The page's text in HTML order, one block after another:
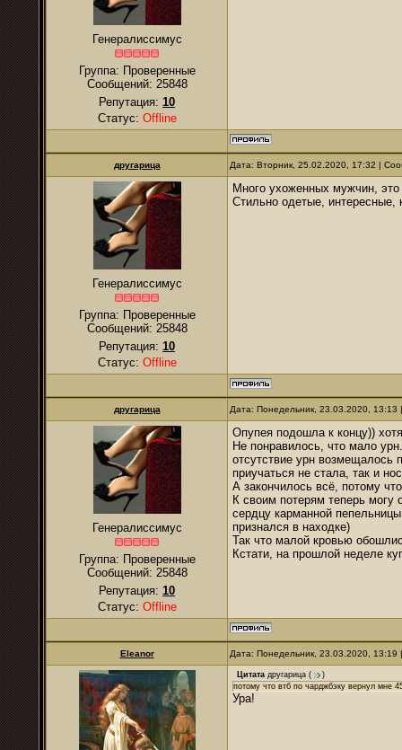
Генералиссимус
Группа: Проверенные
Сообщений: 25848
Репутация: 10
Статус: Offline
другарица Дата: Вторник, 25.02.2020, 17:32 |
Генералиссимус
Группа: Проверенные
Сообщений: 25848
Репутация: 10
Статус: Offline
Много ухоженных мужчин,
Стильно одетые, интересные,
другарица Дата: Понедельник, 23.03.2020,
Генералиссимус
Группа: Проверенные
Сообщений: 25848
Репутация: 10
Статус: Offline
Опупея подошла к концу))
Не понравилось, что мало
отсутствие урн
приучаться не стала, так и
А закончилось всё, потому
К своим потерям теперь могу
сердцу карманной
признался в находке)
Так что малой кровью
Кстати, на прошлой неделе
Eleanor Дата: Понедельник, 23.03.2020,
Цитата другарица (
)
потому что втб по чарджбэку вернул мне
Ура!